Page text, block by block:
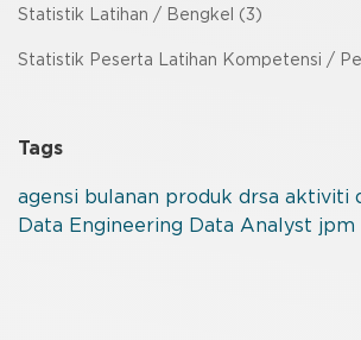
Statistik Latihan / Bengkel (3)
Statistik Peserta Latihan Kompetensi /
Tags
agensi bulanan produk drsa aktiviti
Data Engineering Data Analyst jpm